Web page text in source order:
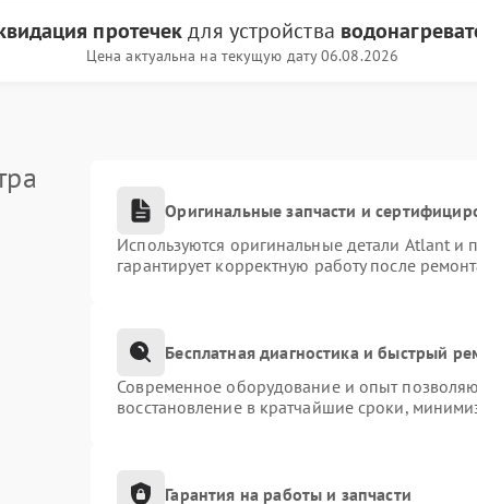
протечекдля устройства
Цена актуальна на текущую дату 06.08.2026
Оригинальные запчасти и
Используются оригинальные детали Atlant
гарантирует корректную работу после
Бесплатная диагностика и быстрый
Современное оборудование и опыт
восстановление в кратчайшие сроки,
Гарантия на работы и запчасти